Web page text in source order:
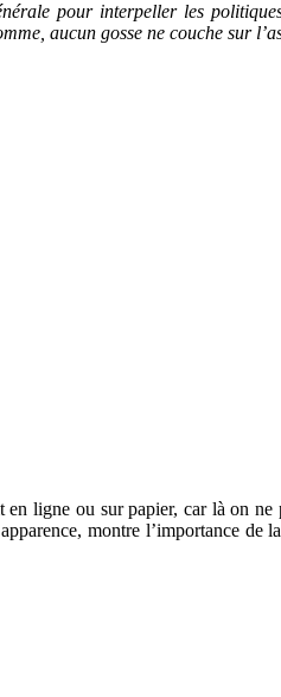
pour interpeller les
aucun gosse ne couche sur
ligne ou sur papier, car là on ne
montre l’importance de